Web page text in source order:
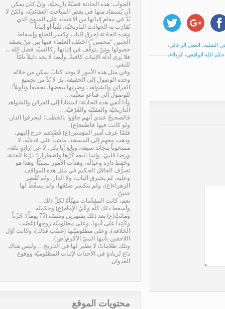
،العمل الرعائي،
الله الواقعي، كربلاء،
الجواب: هذه الحادثة قضيّةٌ تاريخيّة، وإنْ كان يمكن
أن يُستفاد منها في بعض المباحث العقائديّة، ولكنْ لا
بُدَّ في مقام إثباتها من الاعتماد على المنهج الذي
تُقارَب به الحوادث التاريخيّة، نَفْياً أو إثباتاً.
وهذه الحادثة (حرق الباب وكسر الضلع وإسقاط
الجنين “محسن”) اختلف العلماء فيها بين مَنْ يعتقد
حصولها ومَنْ يتوقَّف في إثباتها ـ كالسيّد فضل الله ـ،
فلا يرى أدلّة الإثبات كافيةً، وأيضاً لا يجد دليلاً تامّاً
للنفي…
وفي مثل هذه الأمور لا يوجد كتابٌ يمكن من خلاله
وحده الوصول إلى الحقيقة، بل لا بُدَّ من تجميع
القرائن والشواهد، وضربها ببعضها، تحقيقاً وتأويلاً؛
للوصول إلى قناعةٍ معيَّنة…
وأنا أنفي هذه الحادثة؛ استناداً إلى القرائن والشواهد
التاريخيّة والعقليّة والعُرْفيّة…
فالصحيحُ عندي أنهم جاؤوا بالحَطَب؛ ليحرقوا الدار،
ولو كانت فيها فاطمة(ع)…
فلمّا عرف أمير المؤمنين(ع) قَصْدَهم خرج إليهم،
وذهب معهم إلى المسجد، ماشياً على قدمَيْه، لا
مسحوباً بنجائد سيفه، وبايع أبا بكر، لا عن إرادةٍ تامّة،
ورضا قلبيّ، وإنما بايعه كُرْهاً واضطراراً؛ دَرْءاً للفتنة،
وحَفِظ دارَه وعيالَه، وهدأت الأمور نسبيّاً. وهذا هو
تصرُّف العاقل الحكيم في مثل هذه المواقف.
وعليه، لم يحترق الباب، ولا الدار، ولم تُعْصَر
الزهراء(ع)، ولم ينكسر ضلعُها، ولم يسقُطْ لها
جنينٌ…
نعم، كانت المقدّمات مهيّأةً لكلّ ذلك…
وأسقط ذلك كلَّه وَعْيُ الإمام(ع) وحكمتُه…
وماتَتْ(ع) بعد ذلك بشهرين ونصف (75 يوماً)؛ حُزْناً
وكَمَداً على أبيها، وعلى مظلوميّة زوجها (غَصْب
الخلافة)، وعلى مظلوميّتها (غَصْب فَدَك)، وكانت أوّل
اللاحقين بأبيها النبيّ الأكرم(ص)…
وتلك ظلاماتٌ لا نظير لها في التاريخ… وليس هناك
داعٍ لزيادةٍ في الأحداث لإثبات المظلوميّة ووقوع
العدوان...
محتويات الموقع